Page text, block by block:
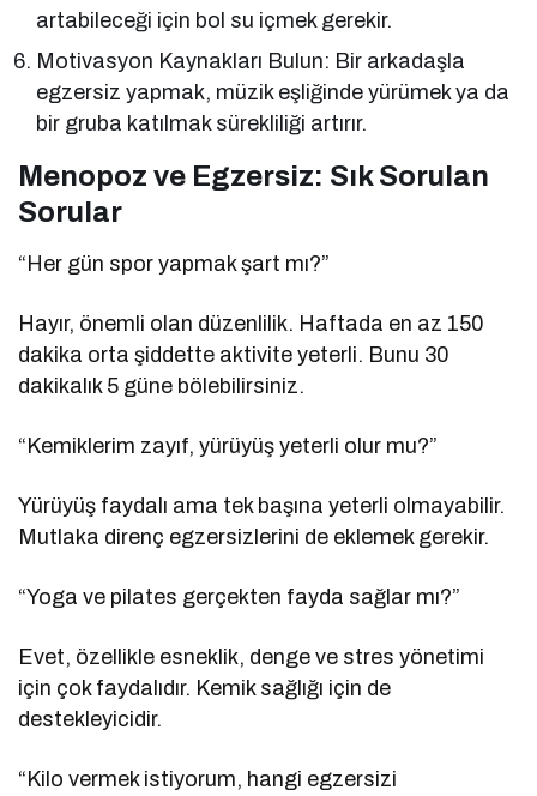
artabileceği için bol su içmek gerekir.
Motivasyon Kaynakları Bulun: Bir arkadaşla
egzersiz yapmak, müzik eşliğinde yürümek ya da
bir gruba katılmak sürekliliği artırır.
Menopoz ve Egzersiz: Sık Sorulan
Sorular
“Her gün spor yapmak şart mı?”
Hayır, önemli olan düzenlilik. Haftada en az 150
dakika orta şiddette aktivite yeterli. Bunu 30
dakikalık 5 güne bölebilirsiniz.
“Kemiklerim zayıf, yürüyüş yeterli olur mu?”
Yürüyüş faydalı ama tek başına yeterli olmayabilir.
Mutlaka direnç egzersizlerini de eklemek gerekir.
“Yoga ve pilates gerçekten fayda sağlar mı?”
Evet, özellikle esneklik, denge ve stres yönetimi
için çok faydalıdır. Kemik sağlığı için de
destekleyicidir.
“Kilo vermek istiyorum, hangi egzersizi